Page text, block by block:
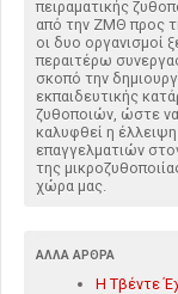
πειραματικής
από την ΖΜΘ προς
οι δυο οργανισμοί
περαιτέρω
σκοπό την
εκπαιδευτικής
ζυθοποιών, ώστε να
καλυφθεί η έλλειψη
επαγγελματιών
της
χώρα μας.
ΆΛΛΑ ΆΡΘΡΑ
Η Τβέντε